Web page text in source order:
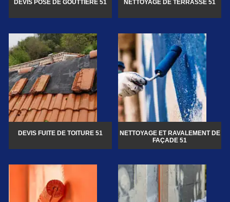
DEVIS POSE DE GOUTTIÈRE 51 NETTOYAGE DE TERRASSE 51
DEVIS FUITE DE TOITURE 51
NETTOYAGE ET RAVALEMENT DE
FAÇADE 51